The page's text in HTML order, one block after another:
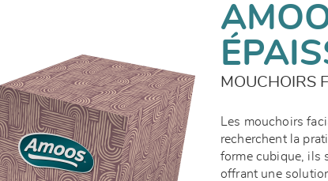
MOUCHOIRS
Les mouchoirs
recherchent la
forme cubique, ils
offrant une